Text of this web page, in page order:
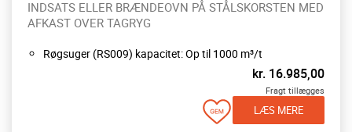
INDSATS ELLER BRÆNDEOVN PÅ STÅLSKORSTEN MED
AFKAST OVER TAGRYG
Røgsuger (RS009) kapacitet: Op til 1000 m³/t
kr. 16.985,00
Fragt tillægges
LÆS MERE